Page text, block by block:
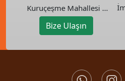
Kuruçeşme Mahallesi –
Beşiktaş Oto Kurtarıcı
Bize Ulaşın